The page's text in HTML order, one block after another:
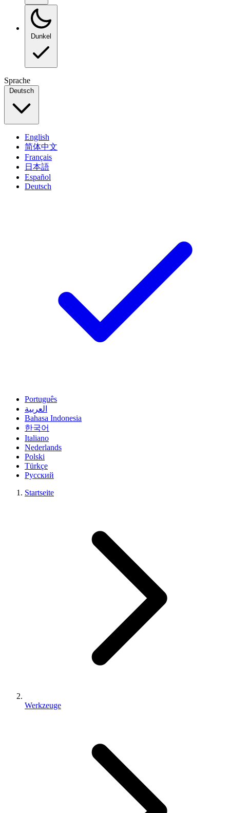
Dunkel
Sprache
Deutsch
English
简体中文
Français
日本語
Español
Deutsch
Português
العربية
Bahasa Indonesia
한국어
Italiano
Nederlands
Polski
Türkçe
Русский
Startseite
Werkzeuge